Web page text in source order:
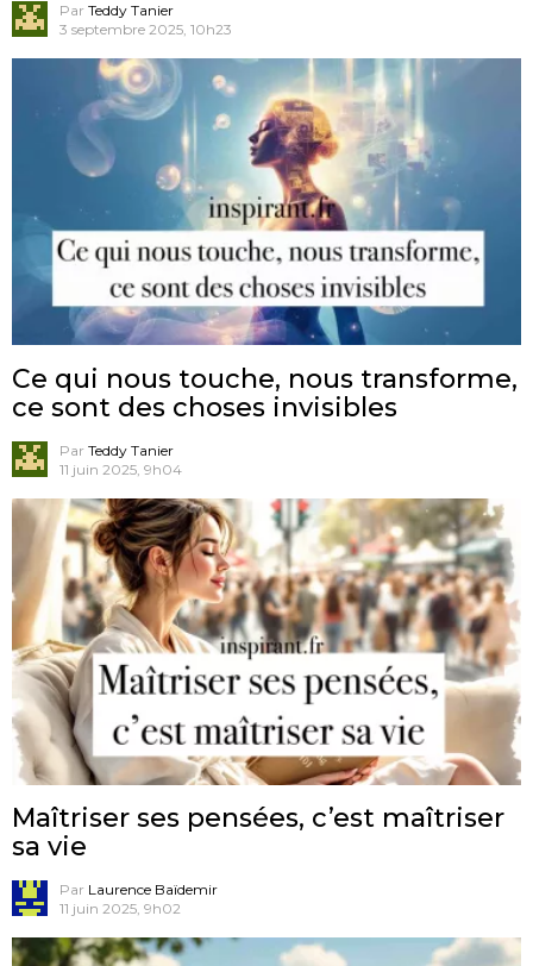
Par Teddy Tanier
3 septembre 2025, 10h23
Ce qui nous touche, nous transforme,
ce sont des choses invisibles
Par Teddy Tanier
11 juin 2025, 9h04
Maîtriser ses pensées, c’est maîtriser
sa vie
Par Laurence Baïdemir
11 juin 2025, 9h02